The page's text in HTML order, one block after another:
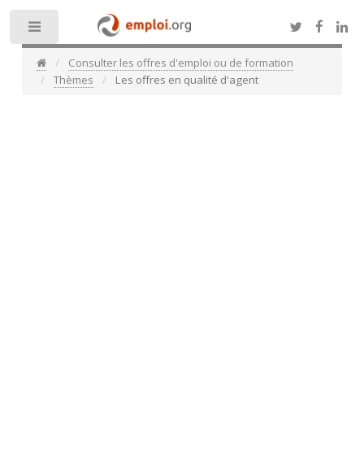
Consulter les offres d'emploi ou de formation
Thèmes
Les offres en qualité d'agent
Toggle